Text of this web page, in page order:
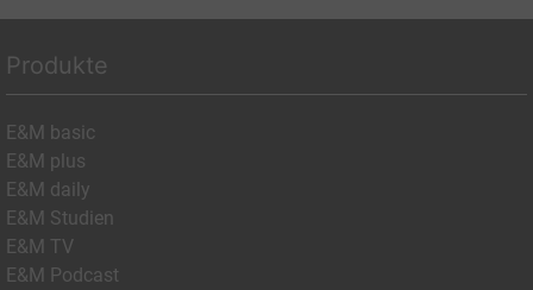
Produkte
E&M basic
E&M plus
E&M daily
E&M Studien
E&M TV
E&M Podcast